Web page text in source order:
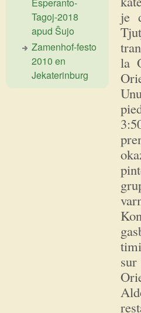
je
la
Tagoj-2018
apud Ŝujo
Zamenhof-festo
2010 en
Jekaterinburg